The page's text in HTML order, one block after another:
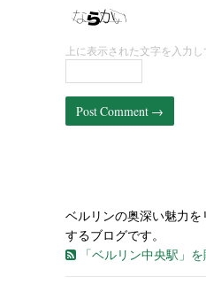
上に表示された文字を入力し
ベルリンの奥深い魅力
するブログです。
「ベルリン中央駅」